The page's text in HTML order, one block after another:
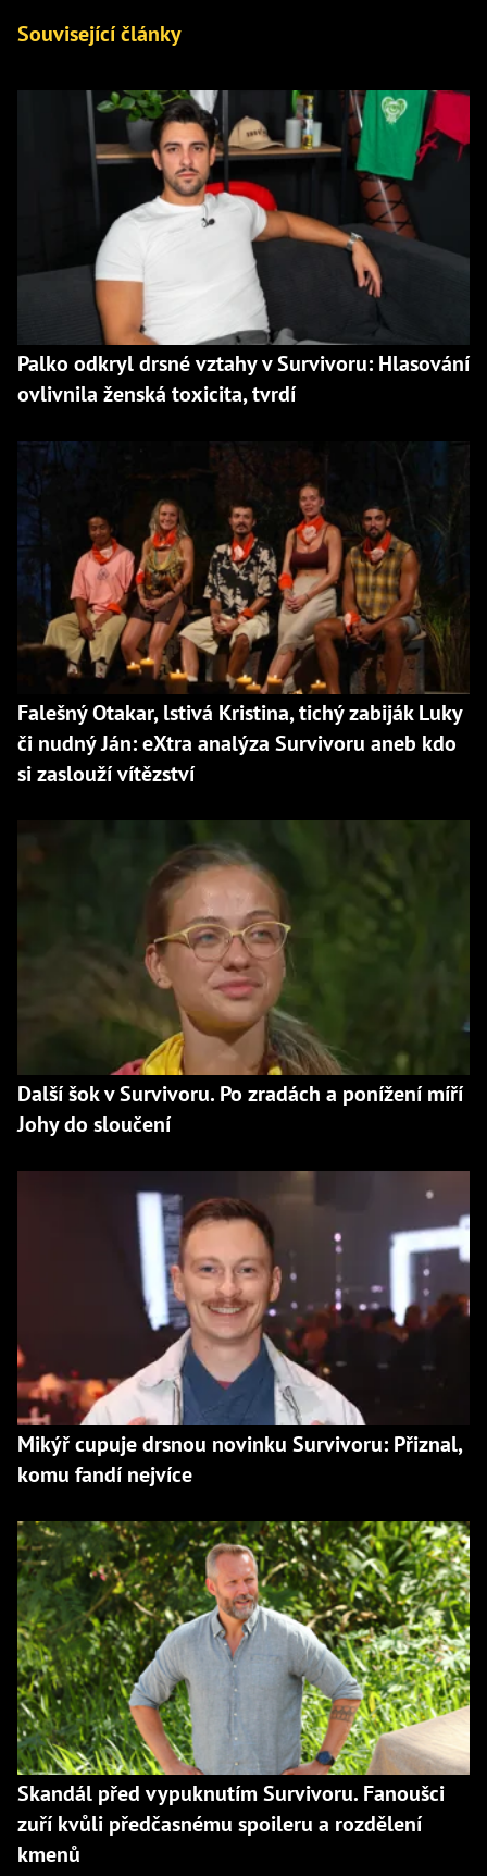
Související články
Palko odkryl drsné vztahy v Survivoru: Hlasování
ovlivnila ženská toxicita, tvrdí
Falešný Otakar, lstivá Kristina, tichý zabiják Luky
či nudný Ján: eXtra analýza Survivoru aneb kdo
si zaslouží vítězství
Další šok v Survivoru. Po zradách a ponížení míří
Johy do sloučení
Mikýř cupuje drsnou novinku Survivoru: Přiznal,
komu fandí nejvíce
Skandál před vypuknutím Survivoru. Fanoušci
zuří kvůli předčasnému spoileru a rozdělení
kmenů